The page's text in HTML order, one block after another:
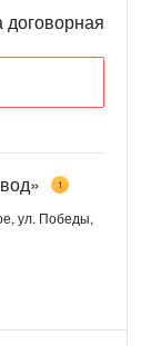
договорная
1
ул. Победы,